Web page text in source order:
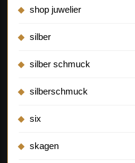
shop juwelier
silber
silber schmuck
silberschmuck
six
skagen